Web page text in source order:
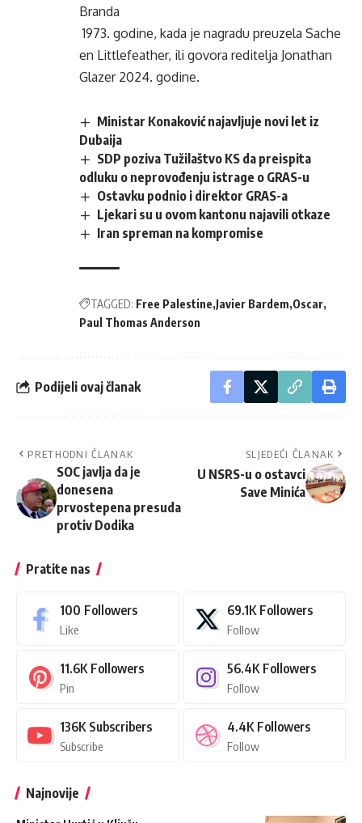
Branda
1973. godine, kada je nagradu preuzela Sache
en Littlefeather, ili govora reditelja Jonathan
Glazer 2024. godine.
Ministar Konaković najavljuje novi let iz
Dubaija
SDP poziva Tužilaštvo KS da preispita
odluku o neprovođenju istrage o GRAS-u
Ostavku podnio i direktor GRAS-a
Ljekari su u ovom kantonu najavili otkaze
Iran spreman na kompromise
TAGGED: Free Palestine Javier Bardem Oscar
Paul Thomas Anderson
Podijeli ovaj članak
PRETHODNI ČLANAK
SOC javlja da je
donesena
prvostepena presuda
protiv Dodika
SLJEDEĆI ČLANAK
U NSRS-u o ostavci
Save Minića
Pratite nas
100 Followers
Like
69.1K Followers
Follow
11.6K Followers
Pin
56.4K Followers
Follow
136K Subscribers
Subscribe
4.4K Followers
Follow
Najnovije